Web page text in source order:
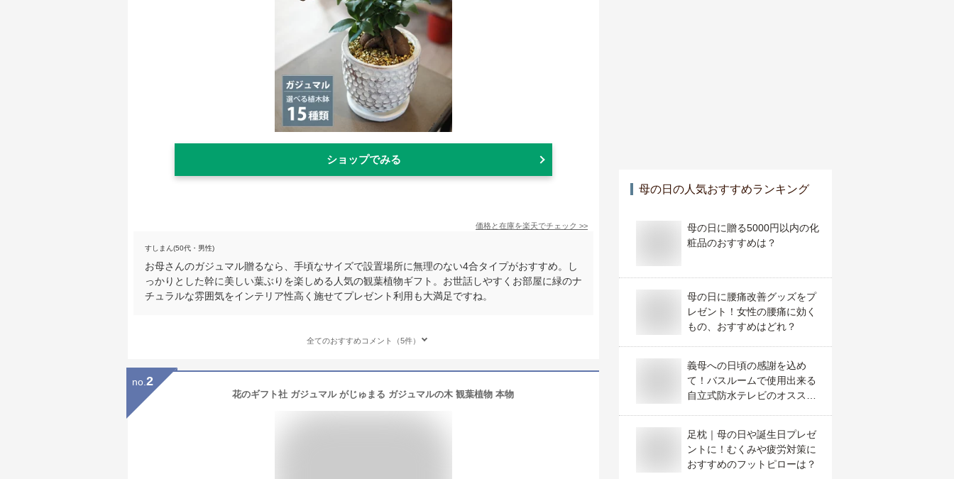
ショップでみる
価格と在庫を楽天でチェック >>
すしまん(50代・男性)
お母さんのガジュマル贈るなら、手頃なサイズで設置場所に無理のない4合タイプがおすすめ。し
っかりとした幹に美しい葉ぶりを楽しめる人気の観葉植物ギフト。お世話しやすくお部屋に緑のナ
チュラルな雰囲気をインテリア性高く施せてプレゼント利用も大満足ですね。
全てのおすすめコメント（5件）
no. 2
花のギフト社 ガジュマル がじゅまる ガジュマルの木 観葉植物 本物
母の日 の人気おすすめランキング
母の日に贈る5000円以内の化
粧品のおすすめは？
母の日に腰痛改善グッズをプ
レゼント！女性の腰痛に効く
もの、おすすめはどれ？
義母への日頃の感謝を込め
て！バスルームで使用出来る
自立式防水テレビのオススメ
足枕｜母の日や誕生日プレゼ
ントに！むくみや疲労対策に
おすすめのフットピローは？